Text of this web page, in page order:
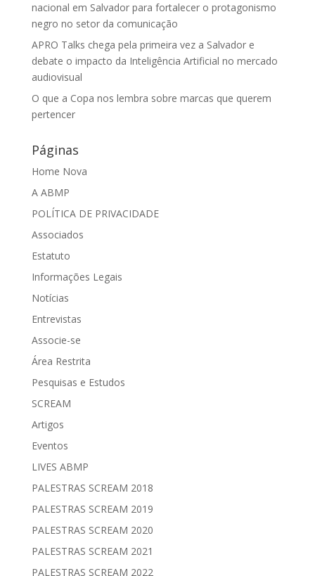
nacional em Salvador para fortalecer o protagonismo
negro no setor da comunicação
APRO Talks chega pela primeira vez a Salvador e
debate o impacto da Inteligência Artificial no mercado
audiovisual
O que a Copa nos lembra sobre marcas que querem
pertencer
Páginas
Home Nova
A ABMP
POLÍTICA DE PRIVACIDADE
Associados
Estatuto
Informações Legais
Notícias
Entrevistas
Associe-se
Área Restrita
Pesquisas e Estudos
SCREAM
Artigos
Eventos
LIVES ABMP
PALESTRAS SCREAM 2018
PALESTRAS SCREAM 2019
PALESTRAS SCREAM 2020
PALESTRAS SCREAM 2021
PALESTRAS SCREAM 2022